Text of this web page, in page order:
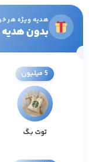
هدیه ویژه هر
بدون هدیه
5 میلیون
توت بگ